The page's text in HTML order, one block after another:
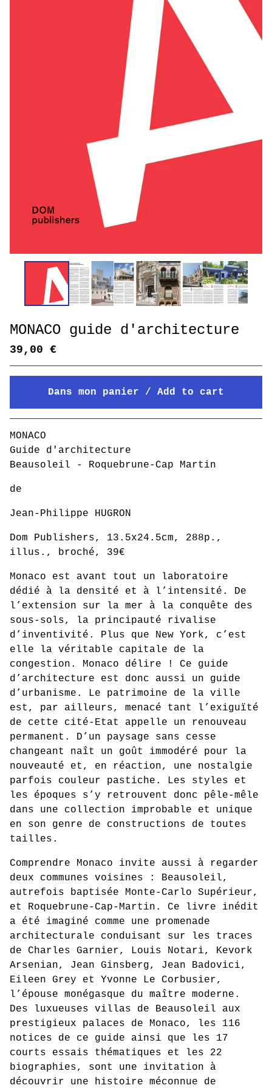
MONACO guide d'architecture
39,00 €
Dans mon panier / Add to cart
MONACO
Guide d'architecture
Beausoleil - Roquebrune-Cap Martin
de
Jean-Philippe HUGRON
Dom Publishers, 13.5x24.5cm, 288p.,
illus., broché, 39€
Monaco est avant tout un laboratoire
dédié à la densité et à l’intensité. De
l’extension sur la mer à la conquête des
sous-sols, la principauté rivalise
d’inventivité. Plus que New York, c’est
elle la véritable capitale de la
congestion. Monaco délire ! Ce guide
d’architecture est donc aussi un guide
d’urbanisme. Le patrimoine de la ville
est, par ailleurs, menacé tant l’exiguïté
de cette cité-Etat appelle un renouveau
permanent. D’un paysage sans cesse
changeant naît un goût immodéré pour la
nouveauté et, en réaction, une nostalgie
parfois couleur pastiche. Les styles et
les époques s’y retrouvent donc pêle-mêle
dans une collection improbable et unique
en son genre de constructions de toutes
tailles.
Comprendre Monaco invite aussi à regarder
deux communes voisines : Beausoleil,
autrefois baptisée Monte-Carlo Supérieur,
et Roquebrune-Cap-Martin. Ce livre inédit
a été imaginé comme une promenade
architecturale conduisant sur les traces
de Charles Garnier, Louis Notari, Kevork
Arsenian, Jean Ginsberg, Jean Badovici,
Eileen Grey et Yvonne Le Corbusier,
l’épouse monégasque du maître moderne.
Des luxueuses villas de Beausoleil aux
prestigieux palaces de Monaco, les 116
notices de ce guide ainsi que les 17
courts essais thématiques et les 22
biographies, sont une invitation à
découvrir une histoire méconnue de